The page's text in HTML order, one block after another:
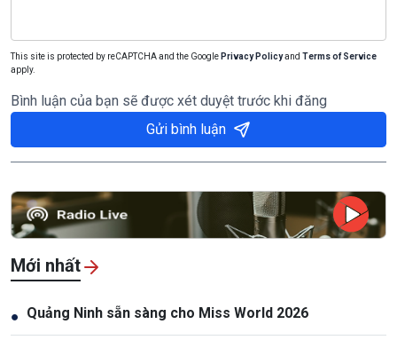
This site is protected by reCAPTCHA and the Google Privacy Policyand Terms of Service
apply.
Bình luận của bạn sẽ được xét duyệt trước khi đăng
Gửi bình luận
Mới nhất
● Quảng Ninh sẵn sàng cho Miss World 2026